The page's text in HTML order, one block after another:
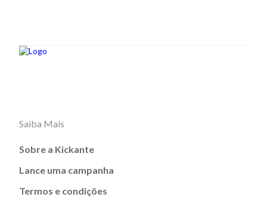
Saiba Mais
Sobre a Kickante
Lance uma campanha
Termos e condições